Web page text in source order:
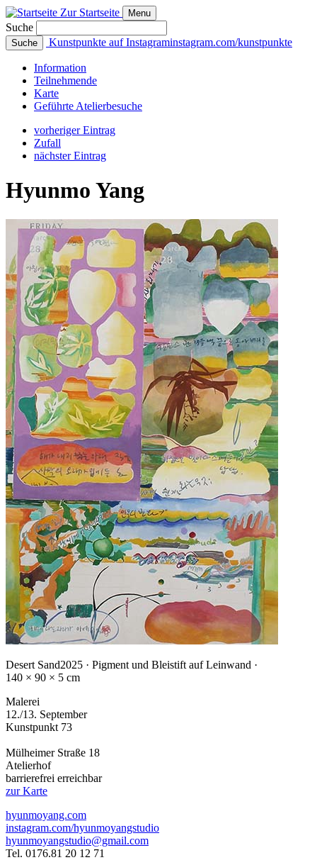
Zur Startseite Menu
Suche
Suche Kunstpunkte auf Instagraminstagram.com/kunstpunkte
Information
Teilnehmende
Karte
Geführte Atelierbesuche
vorheriger Eintrag
Zufall
nächster Eintrag
Hyunmo Yang
Desert Sand2025 · Pigment und Bleistift auf Leinwand ·
140 × 90 × 5 cm
Malerei
12./13. September
Kunstpunkt 73
Mülheimer Straße 18
Atelierhof
barrierefrei erreichbar
zur Karte
hyunmoyang.com
instagram.com/hyunmoyangstudio
hyunmoyangstudio@gmail.com
Tel. 0176.81 20 12 71